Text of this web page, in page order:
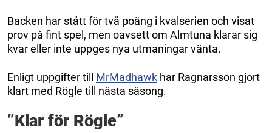
Backen har stått för två poäng i kvalserien och visat
prov på fint spel, men oavsett om Almtuna klarar sig
kvar eller inte uppges nya utmaningar vänta.
Enligt uppgifter till MrMadhawk har Ragnarsson gjort
klart med Rögle till nästa säsong.
”Klar för Rögle”